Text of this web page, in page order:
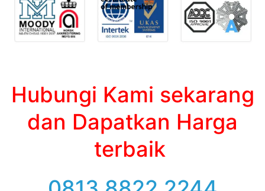
Hubungi Kami sekarang
dan Dapatkan Harga
terbaik